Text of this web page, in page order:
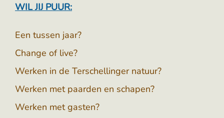
WIL JIJ PUUR:
Een tussen jaar?
Change of live?
Werken in de Terschellinger natuur?
Werken met paarden en schapen?
Werken met gasten?